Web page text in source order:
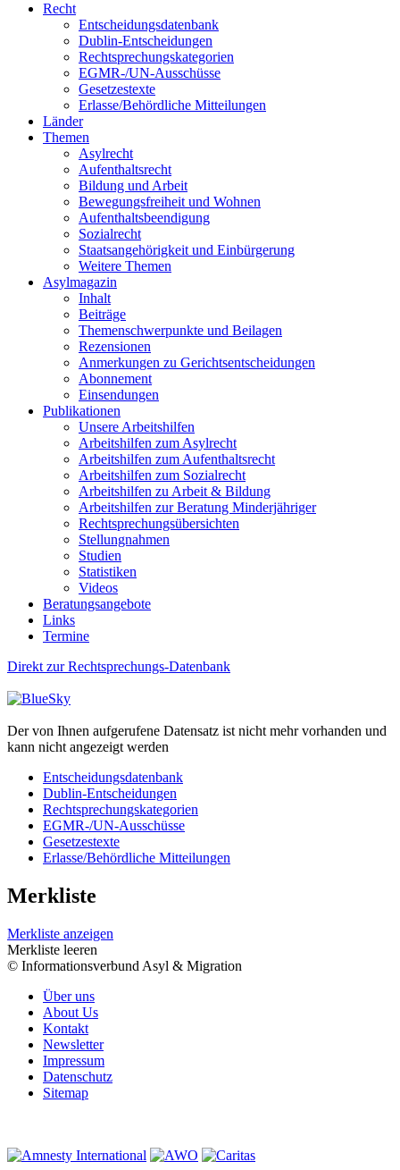
Recht
Entscheidungsdatenbank
Dublin-Entscheidungen
Rechtsprechungskategorien
EGMR-/UN-Ausschüsse
Gesetzestexte
Erlasse/Behördliche Mitteilungen
Länder
Themen
Asylrecht
Aufenthaltsrecht
Bildung und Arbeit
Bewegungsfreiheit und Wohnen
Aufenthaltsbeendigung
Sozialrecht
Staatsangehörigkeit und Einbürgerung
Weitere Themen
Asylmagazin
Inhalt
Beiträge
Themenschwerpunkte und Beilagen
Rezensionen
Anmerkungen zu Gerichtsentscheidungen
Abonnement
Einsendungen
Publikationen
Unsere Arbeitshilfen
Arbeitshilfen zum Asylrecht
Arbeitshilfen zum Aufenthaltsrecht
Arbeitshilfen zum Sozialrecht
Arbeitshilfen zu Arbeit & Bildung
Arbeitshilfen zur Beratung Minderjähriger
Rechtsprechungsübersichten
Stellungnahmen
Studien
Statistiken
Videos
Beratungsangebote
Links
Termine
Direkt zur Rechtsprechungs-Datenbank
Der von Ihnen aufgerufene Datensatz ist nicht mehr vorhanden und
kann nicht angezeigt werden
Entscheidungsdatenbank
Dublin-Entscheidungen
Rechtsprechungskategorien
EGMR-/UN-Ausschüsse
Gesetzestexte
Erlasse/Behördliche Mitteilungen
Merkliste
Merkliste anzeigen
Merkliste leeren
© Informationsverbund Asyl & Migration
Über uns
About Us
Kontakt
Newsletter
Impressum
Datenschutz
Sitemap